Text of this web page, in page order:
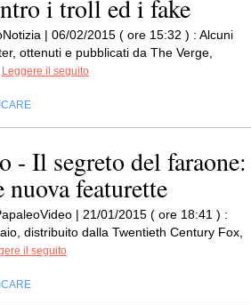
i troll ed i fake
| 06/02/2015 ( ore 15:32 ) : Alcuni
ottenuti e pubblicati da The Verge,
Leggere il seguito
- Il segreto del faraone:
featurette
| 21/01/2015 ( ore 18:41 ) :
distribuito dalla Twentieth Century Fox,
il seguito